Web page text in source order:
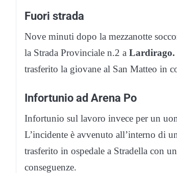
Fuori strada
Nove minuti dopo la mezzanotte
la Strada Provinciale n.2 a Lardirago.
trasferito la giovane al San Matteo in
Infortunio ad Arena Po
Infortunio sul lavoro invece per un
L’incidente è avvenuto all’interno di
trasferito in ospedale a Stradella con
conseguenze.